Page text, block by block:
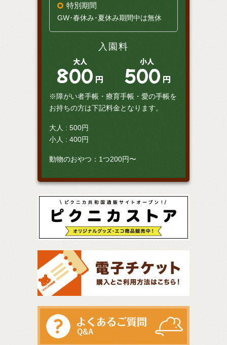
特別期間
GW･春休み･夏休み期間中は無休
入園料
大人
800 円
小人
500 円
※障がい者手帳・療育手帳・愛の手帳を
お持ちの方は下記料金となります。
大人 : 500円
小人 : 400円
動物のおやつ：1つ200円〜